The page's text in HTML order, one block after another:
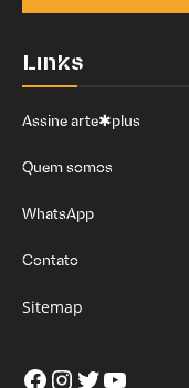
Links
Assine arte✱plus
Quem somos
WhatsApp
Contato
Sitemap
Facebook
Instagram
Twitter
Youtube